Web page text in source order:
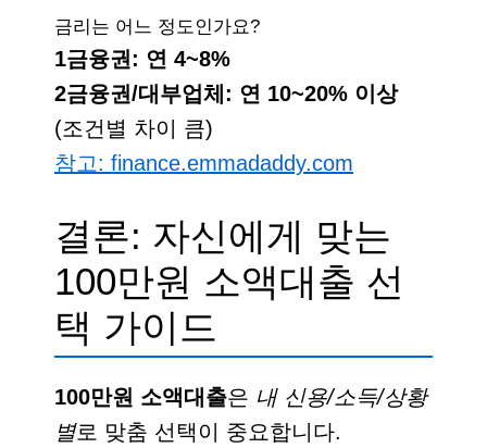
금리는 어느 정도인가요?
1금융권: 연 4~8%
2금융권/대부업체: 연 10~20% 이상
(조건별 차이 큼)
참고: finance.emmadaddy.com
결론: 자신에게 맞는
100만원 소액대출 선
택 가이드
100만원 소액대출은 내 신용/소득/상황
별로 맞춤 선택이 중요합니다.